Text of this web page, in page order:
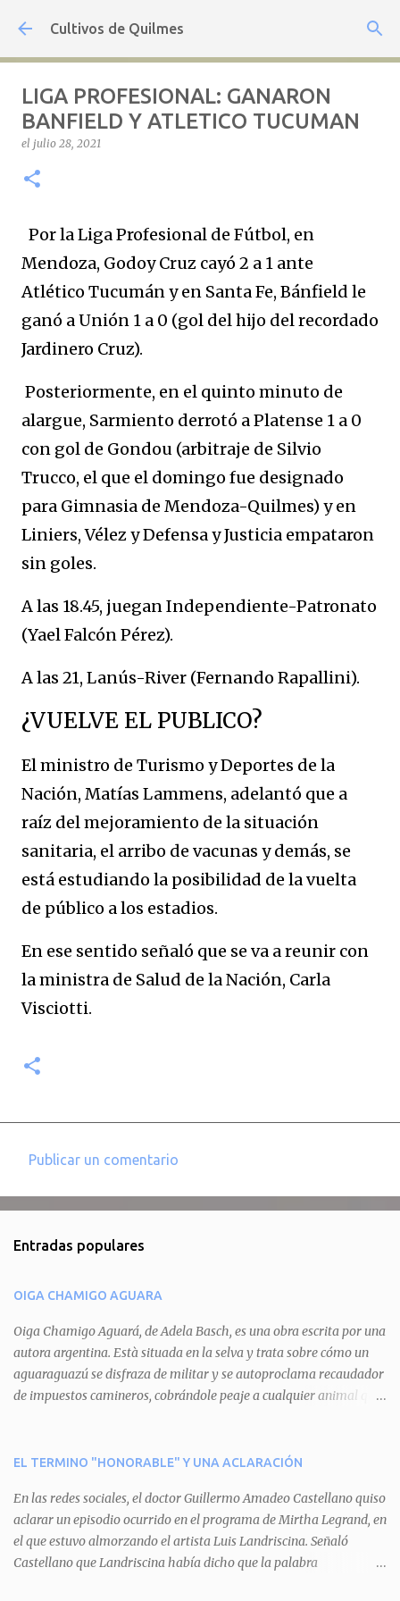
Ir al contenido principal
Cultivos de Quilmes
LIGA PROFESIONAL: GANARON
BANFIELD Y ATLETICO TUCUMAN
el julio 28, 2021
Por la Liga Profesional de Fútbol, en
Mendoza, Godoy Cruz cayó 2 a 1 ante
Atlético Tucumán y en Santa Fe, Bánfield le
ganó a Unión 1 a 0 (gol del hijo del recordado
Jardinero Cruz).
Posteriormente, en el quinto minuto de
alargue, Sarmiento derrotó a Platense 1 a 0
con gol de Gondou (arbitraje de Silvio
Trucco, el que el domingo fue designado
para Gimnasia de Mendoza-Quilmes) y en
Liniers, Vélez y Defensa y Justicia empataron
sin goles.
A las 18.45, juegan Independiente-Patronato
(Yael Falcón Pérez).
A las 21, Lanús-River (Fernando Rapallini).
¿VUELVE EL PUBLICO?
El ministro de Turismo y Deportes de la
Nación, Matías Lammens, adelantó que a
raíz del mejoramiento de la situación
sanitaria, el arribo de vacunas y demás, se
está estudiando la posibilidad de la vuelta
de público a los estadios.
En ese sentido señaló que se va a reunir con
la ministra de Salud de la Nación, Carla
Visciotti.
e
t
a
r
i
o
Publicar un comentario
Entradas populares
OIGA CHAMIGO AGUARA
Oiga Chamigo Aguará, de Adela Basch, es una obra escrita por una
autora argentina. Està situada en la selva y trata sobre cómo un
aguaraguazú se disfraza de militar y se autoproclama recaudador
de impuestos camineros, cobrándole peaje a cualquier animal que
aguará le provoca. De igual manera pasa con Tatú, el armadillo.
del aguará y pasa sin pagar. Por último, Tui, la cotorra, deja
expuesta la mentira del aguará y arenga a los otros tres
personajes a unirse para enfrentarlo. Finalmente, terminan por
quitarle el disfraz de militar, y el aguará huye despavorido al verse
EL TERMINO "HONORABLE" Y UNA ACLARACIÓN
En las redes sociales, el doctor Guillermo Amadeo Castellano quiso
aclarar un episodio ocurrido en el programa de Mirtha Legrand, en
el que estuvo almorzando el artista Luis Landriscina. Señaló
Castellano que Landriscina había dicho que la palabra